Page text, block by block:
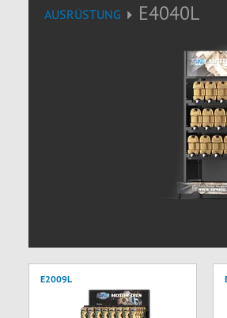
AUSRÜSTUNG E4040L
E2009L